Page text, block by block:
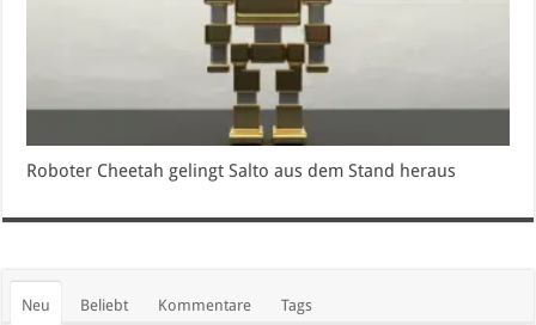
Roboter Cheetah gelingt Salto aus dem Stand heraus
Neu Beliebt Kommentare Tags